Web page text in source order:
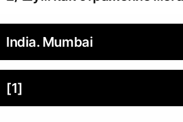
India. Mumbai
[1]